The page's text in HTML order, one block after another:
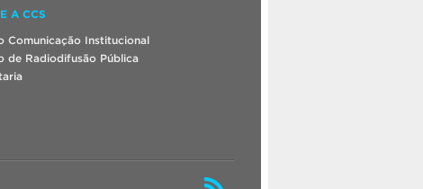
A CCS
Comunicação Institucional
de Radiodifusão Pública